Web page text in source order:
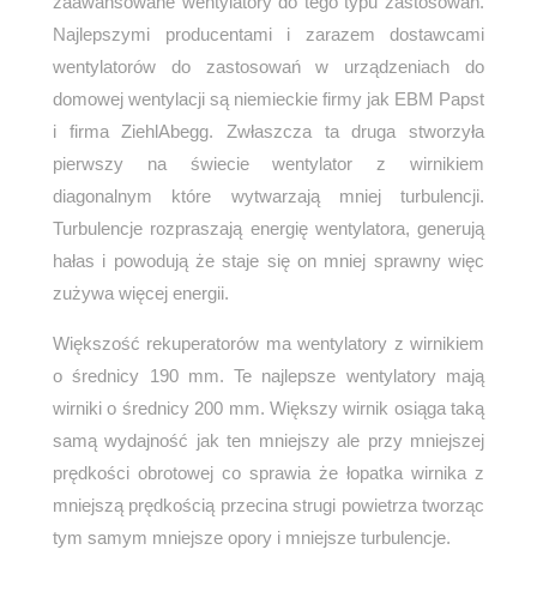
Najlepszymi producentami i zarazem dostawcami
wentylatorów do zastosowań w urządzeniach do
domowej wentylacji są niemieckie firmy jak EBM Papst
i firma ZiehlAbegg. Zwłaszcza ta druga stworzyła
pierwszy na świecie wentylator z wirnikiem
diagonalnym które wytwarzają mniej turbulencji.
Turbulencje rozpraszają energię wentylatora, generują
hałas i powodują że staje się on mniej sprawny więc
zużywa więcej energii.
Większość rekuperatorów ma wentylatory z wirnikiem
o średnicy 190 mm. Te najlepsze wentylatory mają
wirniki o średnicy 200 mm. Większy wirnik osiąga taką
samą wydajność jak ten mniejszy ale przy mniejszej
prędkości obrotowej co sprawia że łopatka wirnika z
mniejszą prędkością przecina strugi powietrza tworząc
tym samym mniejsze opory i mniejsze turbulencje.